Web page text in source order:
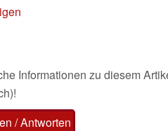
Informationen zu diesem
/ Antworten